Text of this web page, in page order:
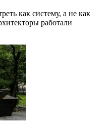
как систему, а не как
работали